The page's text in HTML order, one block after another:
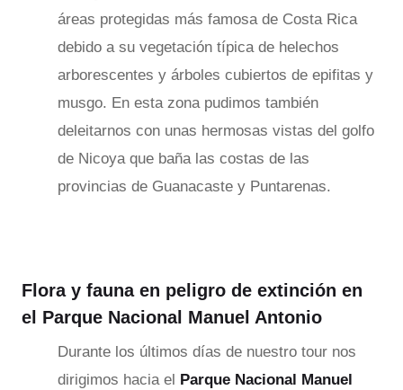
áreas protegidas más famosa de Costa Rica
debido a su vegetación típica de helechos
arborescentes y árboles cubiertos de epifitas y
musgo. En esta zona pudimos también
deleitarnos con unas hermosas vistas del golfo
de Nicoya que baña las costas de las
provincias de Guanacaste y Puntarenas.
Flora y fauna en peligro de extinción en
el Parque Nacional Manuel Antonio
Durante los últimos días de nuestro tour nos
dirigimos hacia el
Parque Nacional Manuel